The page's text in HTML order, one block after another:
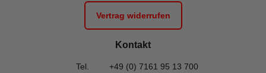
Vertrag widerrufen
Kontakt
Tel.
+49 (0) 7161 95 13 700